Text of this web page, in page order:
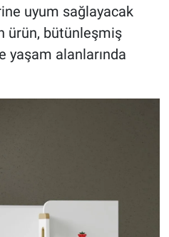
uyum sağlayacak
ürün, bütünleşmiş
yaşam alanlarında